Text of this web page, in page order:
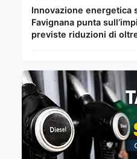
Innovazione energetica
Favignana punta
previste riduzioni di